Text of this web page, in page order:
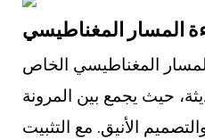
المسار المغناطيسي
المغناطيسي الخاص
حيث يجمع بين المرونة
الأنيق. مع التثبيت